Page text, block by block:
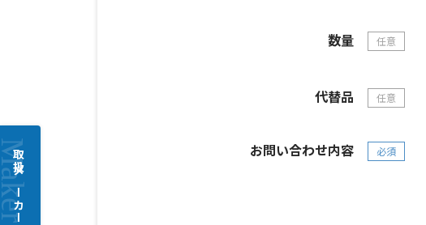
数量 任意
代替品 任意
お問い合わせ内容 必須
取扱メーカー